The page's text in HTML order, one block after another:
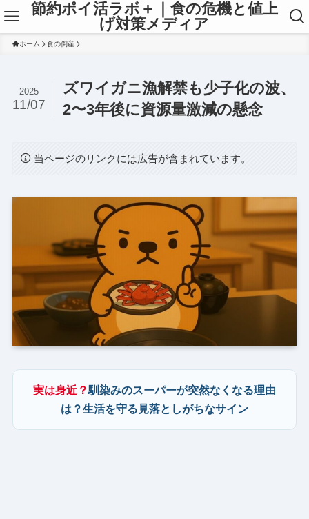
節約ポイ活ラボ＋｜食の危機と値上
げ対策メディア
ホーム 食の倒産
ズワイガニ漁解禁も少子化の波、
2〜3年後に資源量激減の懸念
2025
11/07
当ページのリンクには広告が含まれています。
実は身近？馴染みのスーパーが突然なくなる理由
は？生活を守る見落としがちなサイン